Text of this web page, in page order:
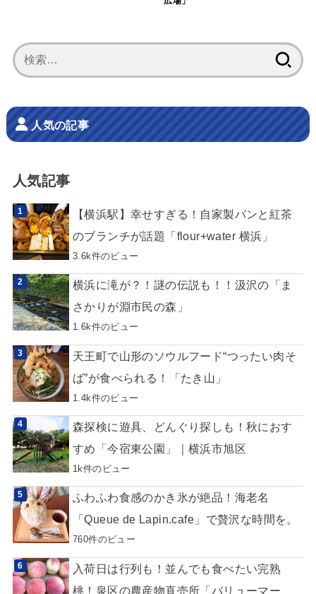
索:
人気の記事
人気記事
【横浜駅】幸せすぎる！自家製パンと紅茶
のブランチが話題「flour+water 横浜」
3.6k件のビュー
横浜に滝が？！謎の伝説も！！汲沢の「ま
さかりが淵市民の森」
1.6k件のビュー
天王町で山形のソウルフード“つったい肉そ
ば”が食べられる！「たき山」
1.4k件のビュー
森探検に遊具、どんぐり探しも！秋におす
すめ「今宿東公園」｜横浜市旭区
1k件のビュー
ふわふわ食感のかき氷が絶品！海老名
「Queue de Lapin.cafe」で贅沢な時間を。
760件のビュー
入荷日は行列も！並んでも食べたい完熟
桃！泉区の農産物直売所「バリューマー